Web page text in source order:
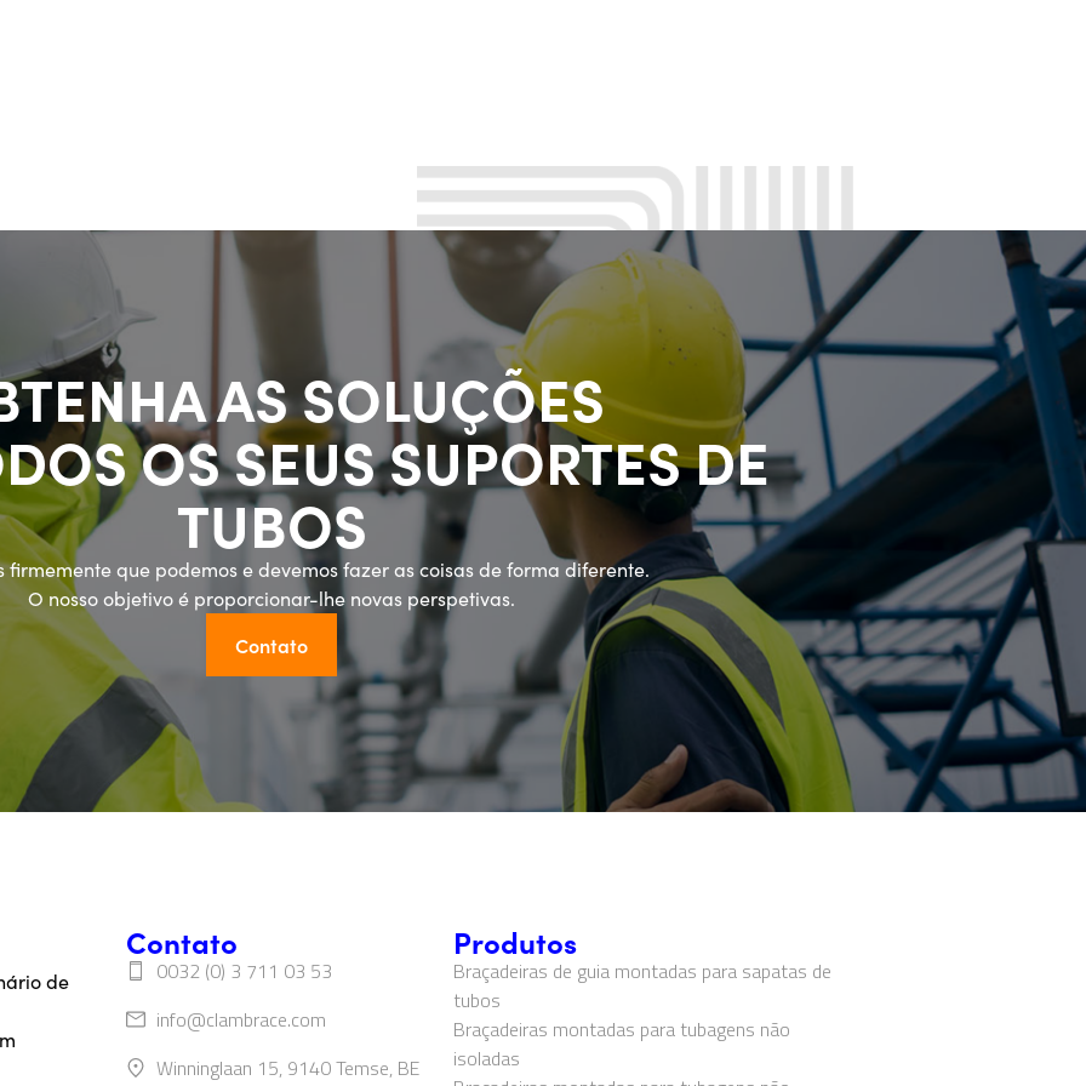
AS SOLUÇÕES
OS SEUS SUPORTES DE
TUBOS
firmemente que podemos e devemos fazer as coisas de forma diferente.
O nosso objetivo é proporcionar-lhe novas perspetivas.
Contato
de
Contato
0032 (0) 3 711 03 53
info@clambrace.com
Winninglaan 15, 9140 Temse, BE
Produtos
Braçadeiras de guia montadas para sapatas de
tubos
‍‍Braçadeiras montadas para tubagens não
isoladas‍